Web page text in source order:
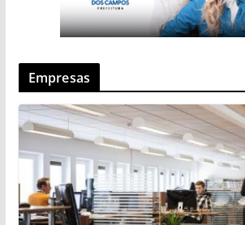
Empresas